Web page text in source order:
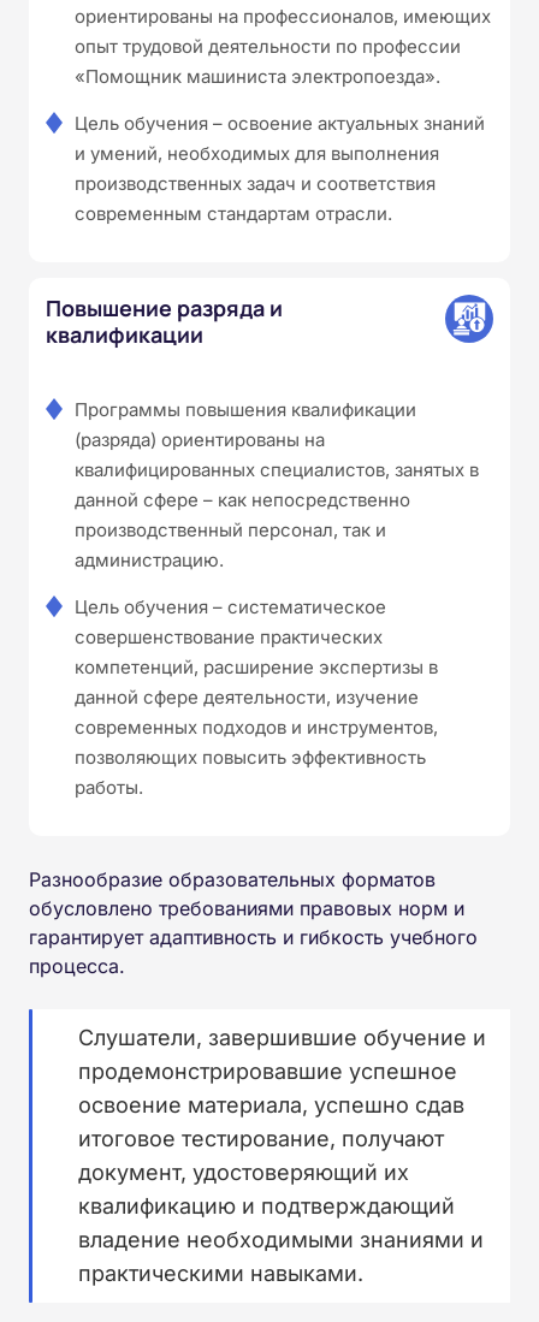
ориентированы на профессионалов, имеющих
опыт трудовой деятельности по профессии
«Помощник машиниста электропоезда».
Цель обучения – освоение актуальных знаний
и умений, необходимых для выполнения
производственных задач и соответствия
современным стандартам отрасли.
Повышение разряда и
квалификации
Программы повышения квалификации
(разряда) ориентированы на
квалифицированных специалистов, занятых в
данной сфере – как непосредственно
производственный персонал, так и
администрацию.
Цель обучения – систематическое
совершенствование практических
компетенций, расширение экспертизы в
данной сфере деятельности, изучение
современных подходов и инструментов,
позволяющих повысить эффективность
работы.
Разнообразие образовательных форматов
обусловлено требованиями правовых норм и
гарантирует адаптивность и гибкость учебного
процесса.
Слушатели, завершившие обучение и
продемонстрировавшие успешное
освоение материала, успешно сдав
итоговое тестирование, получают
документ, удостоверяющий их
квалификацию и подтверждающий
владение необходимыми знаниями и
практическими навыками.